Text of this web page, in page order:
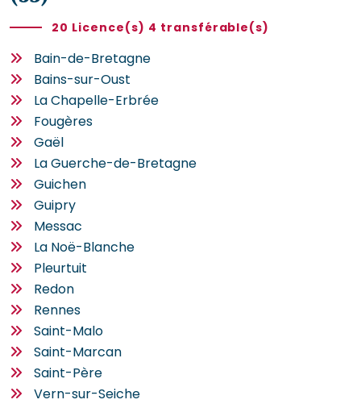
20 Licence(s) 4 transférable(s)
Bain-de-Bretagne
Bains-sur-Oust
La Chapelle-Erbrée
Fougères
Gaël
La Guerche-de-Bretagne
Guichen
Guipry
Messac
La Noë-Blanche
Pleurtuit
Redon
Rennes
Saint-Malo
Saint-Marcan
Saint-Père
Vern-sur-Seiche